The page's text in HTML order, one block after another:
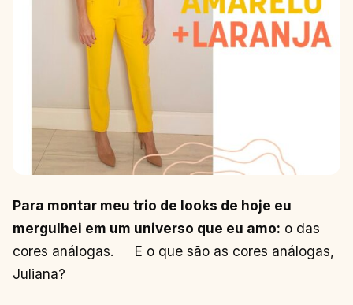
Para montar meu trio de looks de hoje eu
mergulhei em um universo que eu amo: o das
cores análogas. E o que são as cores análogas,
Juliana?